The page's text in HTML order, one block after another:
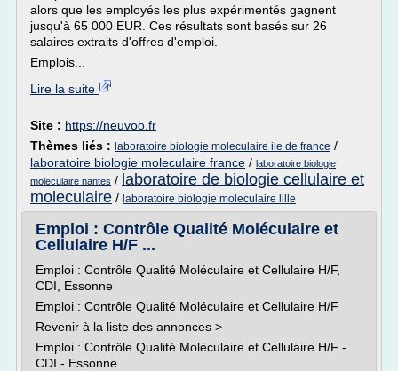
alors que les employés les plus expérimentés gagnent
jusqu'à 65 000 EUR. Ces résultats sont basés sur 26
salaires extraits d'offres d'emploi.
Emplois...
Lire la suite
Site : https://neuvoo.fr
Thèmes liés : laboratoire biologie moleculaire ile de france /
laboratoire biologie moleculaire france / laboratoire biologie
moleculaire nantes / laboratoire de biologie cellulaire et
moleculaire / laboratoire biologie moleculaire lille
Emploi : Contrôle Qualité Moléculaire et
Cellulaire H/F ...
Emploi : Contrôle Qualité Moléculaire et Cellulaire H/F,
CDI, Essonne
Emploi : Contrôle Qualité Moléculaire et Cellulaire H/F
Revenir à la liste des annonces >
Emploi : Contrôle Qualité Moléculaire et Cellulaire H/F -
CDI - Essonne